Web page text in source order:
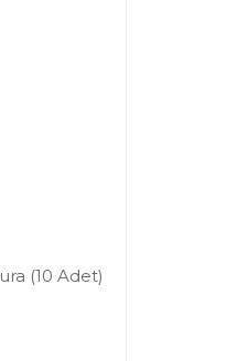
(10 Adet)